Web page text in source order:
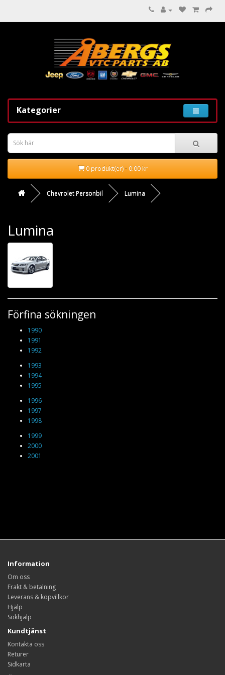
Kategorier
0 produkt(er) - 0.00 kr
Chevrolet Personbil Lumina
Lumina
Förfina sökningen
1990
1991
1992
1993
1994
1995
1996
1997
1998
1999
2000
2001
Information
Om oss
Frakt & betalning
Leverans & köpvillkor
Hjälp
Sökhjälp
Kundtjänst
Kontakta oss
Returer
Sidkarta